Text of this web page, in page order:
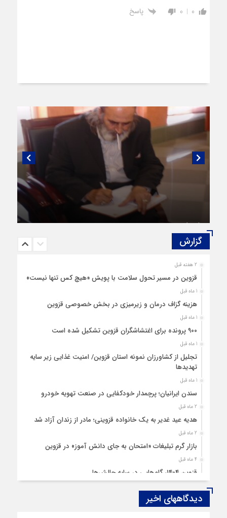
0
0 پاسخ
گفتگویی منتشر نشده با پروفسور اهرنجانی،
صاحب نظریه سه‌ شاخگی (۳C)
گزارش‌
2 هفته قبل
قزوین در مسیر تحول سلامت با پویش «هیچ‌ کس تنها نیست»
1 ماه قبل
هزینه‌ گزاف درمان و زیرمیزی در بخش خصوصی قزوین
1 ماه قبل
۹۰۰ پرونده برای اغتشاشگران قزوین تشکیل شده است
1 ماه قبل
تجلیل از کشاورزان نمونه استان قزوین/ امنیت غذایی زیر سایه
تهدیدها
1 ماه قبل
سندن ایرانیان؛ پرچمدار خودکفایی در صنعت تهویه خودرو
2 ماه قبل
هدیه عید غدیر به یک خانواده قزوینی؛ مادر از زندان آزاد شد
2 ماه قبل
بازار گرم تبلیغات «امتحان به جای دانش‌ آموز» در قزوین
4 ماه قبل
قزوین ۱۴۰۴، گام‌هایی در سایه چالش‌ها
چهارشنبه‌ سوری بی‌غوغا
دیدگاههای اخیر